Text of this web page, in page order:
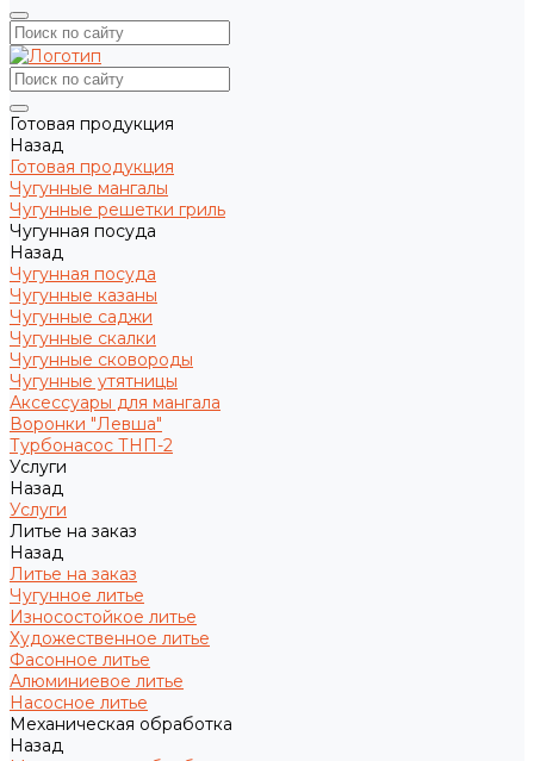
Готовая продукция
Назад
Готовая продукция
Чугунные мангалы
Чугунные решетки гриль
Чугунная посуда
Назад
Чугунная посуда
Чугунные казаны
Чугунные саджи
Чугунные скалки
Чугунные сковороды
Чугунные утятницы
Аксессуары для мангала
Воронки "Левша"
Турбонасос ТНП-2
Услуги
Назад
Услуги
Литье на заказ
Назад
Литье на заказ
Чугунное литье
Износостойкое литье
Художественное литье
Фасонное литье
Алюминиевое литье
Насосное литье
Механическая обработка
Назад